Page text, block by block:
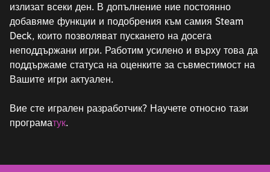
излизат всеки ден. В допълнение ние постоянно
добавяме функции и подобрения към самия Steam
Deck, които позволяват пускането на досега
неподдържани игри. Работим усилено и върху това да
поддържаме статуса на оценките за съвместимост на
Вашите игри актуален.
Вие сте игрален разработчик? Научете относно тази
програматук.